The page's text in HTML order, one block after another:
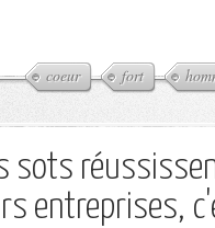
coeur fort
sots
entreprises,